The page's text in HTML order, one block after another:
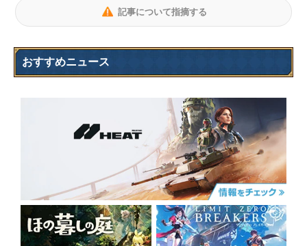
記事について指摘する
おすすめニュース